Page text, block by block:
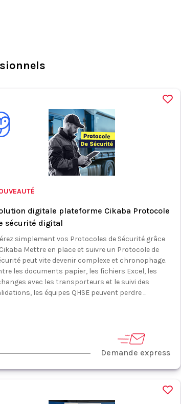
digitale plateforme Cikaba Protocole
sécurité digital
simplement vos Protocoles de Sécurité grâce
Mettre en place et suivre un Protocole de
peut vite devenir complexe et chronophage.
les documents papier, les fichiers Excel, les
avec les transporteurs et le suivi des
les équipes QHSE peuvent perdre ...
Demande express